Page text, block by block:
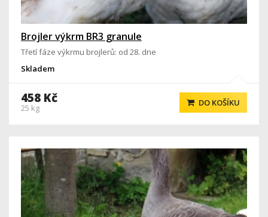
Brojler výkrm BR3 granule
Třetí fáze výkrmu brojlerů: od 28. dne
Skladem
458 Kč
25 kg DO KOŠÍKU